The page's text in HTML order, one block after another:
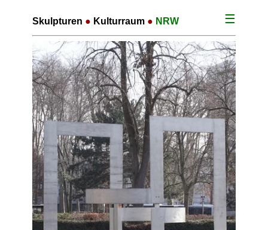
Skulpturen ● Kulturraum ● NRW ☰